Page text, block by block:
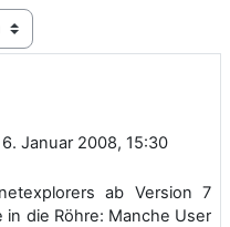
Januar 2008, 15:30
ab Version 7
die Röhre: Manche User